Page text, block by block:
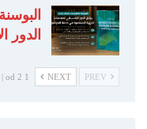
الدور
NEXT
1 od 2 |